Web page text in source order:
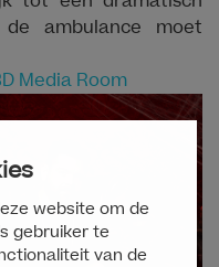
website om de
gebruiker te
van de
ambulance moet
Media Room